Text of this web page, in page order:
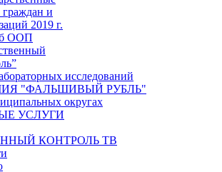
граждан и
2019 г.
ООП
исследований
"ФАЛЬШИВЫЙ РУБЛЬ"
округах
УСЛУГИ
КОНТРОЛЬ ТВ